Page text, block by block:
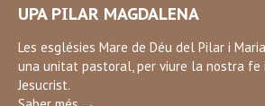
opens
in
new
window
UPA PILAR MAGDALENA
Les esglésies Mare de Déu del Pilar i
una unitat pastoral, per viure la nostra fe
Jesucrist.